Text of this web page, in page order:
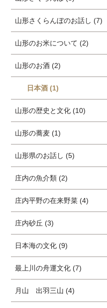
山形さくらんぼのお話し (7)
山形のお米について (2)
山形のお酒 (2)
日本酒 (1)
山形の歴史と文化 (10)
山形の蕎麦 (1)
山形県のお話し (5)
庄内の魚介類 (2)
庄内平野の在来野菜 (4)
庄内砂丘 (3)
日本海の文化 (9)
最上川の舟運文化 (7)
月山 出羽三山 (4)